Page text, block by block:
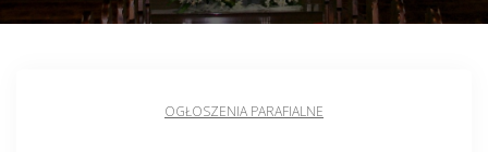
OGŁOSZENIA PARAFIALNE